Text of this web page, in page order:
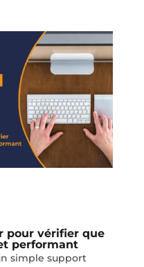
pour vérifier que
performant
simple support